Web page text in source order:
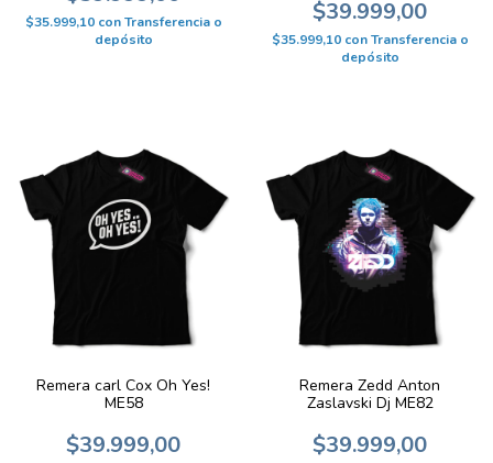
$35.999,10 con Transferencia o
depósito
$39.999,00
$35.999,10 con Transferencia o
depósito
Remera carl Cox Oh Yes!
ME58
$39.999,00
Remera Zedd Anton
Zaslavski Dj ME82
$39.999,00